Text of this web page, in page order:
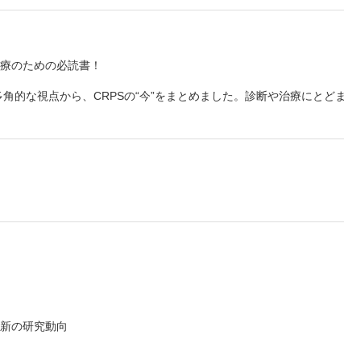
ジストニアの診断と治療
断書記載
のための必読書！
的な視点から、CRPSの“今”をまとめました。診断や治療にと
の研究動向